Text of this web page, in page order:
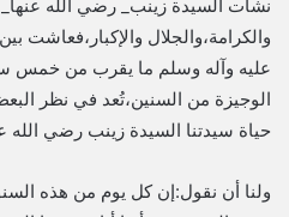
نشأت السيدة زينب_ رضي الله عنها_
والكرامة،والجلال والإكبار،فعاشت
عليه وآله وسلم ما يقرب من خمس
الوجيزة من السنين،تُعد في نظر البعض
حياة سيدتنا السيدة زينب رضي الله
ولنا أن نقول:إن كل يوم من هذه